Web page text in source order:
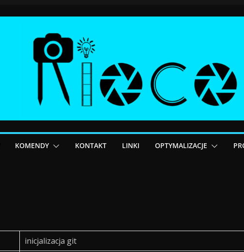
KOMENDY KONTAKT LINKI OPTYMALIZACJE
inicjalizacja git